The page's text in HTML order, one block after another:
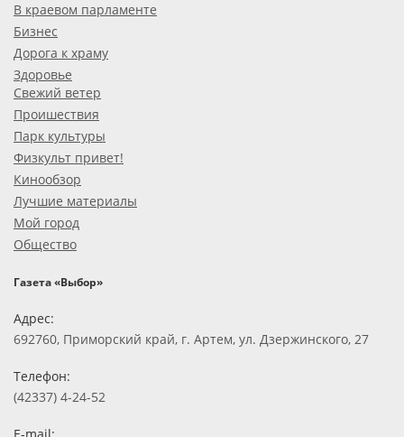
В краевом парламенте
Бизнес
Дорога к храму
Здоровье
Свежий ветер
Проишествия
Парк культуры
Физкульт привет!
Кинообзор
Лучшие материалы
Мой город
Общество
Газета «Выбор»
Адрес:
692760, Приморский край, г. Артем, ул. Дзержинского, 27
Телефон:
(42337) 4-24-52